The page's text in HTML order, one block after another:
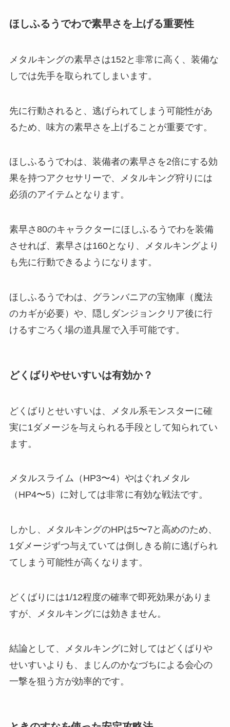
ほしふるうでわで素早さを上げる重要性
メタルキングの素早さは152と非常に高く、装備な
しでは先手を取られてしまいます。
先に行動されると、逃げられてしまう可能性があ
るため、味方の素早さを上げることが重要です。
ほしふるうでわは、装備者の素早さを2倍にする効
果を持つアクセサリーで、メタルキング狩りには
必須のアイテムとなります。
素早さ80のキャラクターにほしふるうでわを装備
させれば、素早さは160となり、メタルキングより
も先に行動できるようになります。
ほしふるうでわは、グランバニアの宝物庫（魔法
のカギが必要）や、隠しダンジョンクリア後に行
けるすごろく場の道具屋で入手可能です。
どくばりやせいすいは有効か？
どくばりとせいすいは、メタル系モンスターに確
実に1ダメージを与えられる手段として知られてい
ます。
メタルスライム（HP3〜4）やはぐれメタル
（HP4〜5）に対しては非常に有効な戦法です。
しかし、メタルキングのHPは5〜7と高めのため、
1ダメージずつ与えていては倒しきる前に逃げられ
てしまう可能性が高くなります。
どくばりには1/12程度の確率で即死効果がありま
すが、メタルキングには効きません。
結論として、メタルキングに対してはどくばりや
せいすいよりも、まじんのかなづちによる会心の
一撃を狙う方が効率的です。